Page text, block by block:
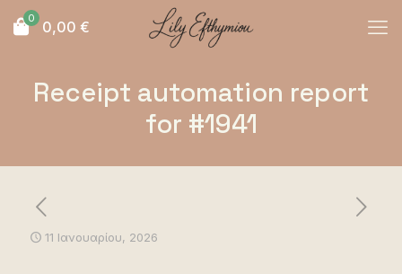
0 0,00 €
Receipt automation report
for #1941
11 Ιανουαρίου, 2026